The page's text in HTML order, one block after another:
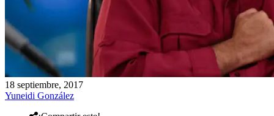
18 septiembre, 2017
Yuneidi González